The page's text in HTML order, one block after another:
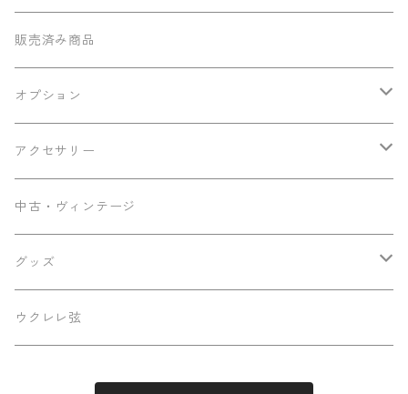
テナー
その他
ミニテナー
Sumi工房
Ancestor's
Frayns
KOU ukulele
早瀬ギター工房
Luna
販売済み商品
オプション
エンドピン追加
アクセサリー
メンテナンス用品
ケース
パーツ
中古・ヴィンテージ
グッズ
ステッカー
ウクレレ弦